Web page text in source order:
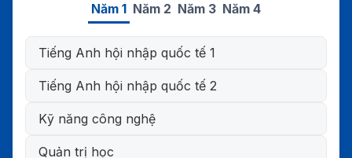
Năm 1 Năm 2 Năm 3 Năm 4
Tiếng Anh hội nhập quốc tế 1
Tiếng Anh hội nhập quốc tế 2
Kỹ năng công nghệ
Quản trị học